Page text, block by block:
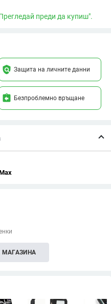
преди да купиш".
policy Защита на личните данни
assignment_return Безпроблемно връщане
МАГАЗИНА